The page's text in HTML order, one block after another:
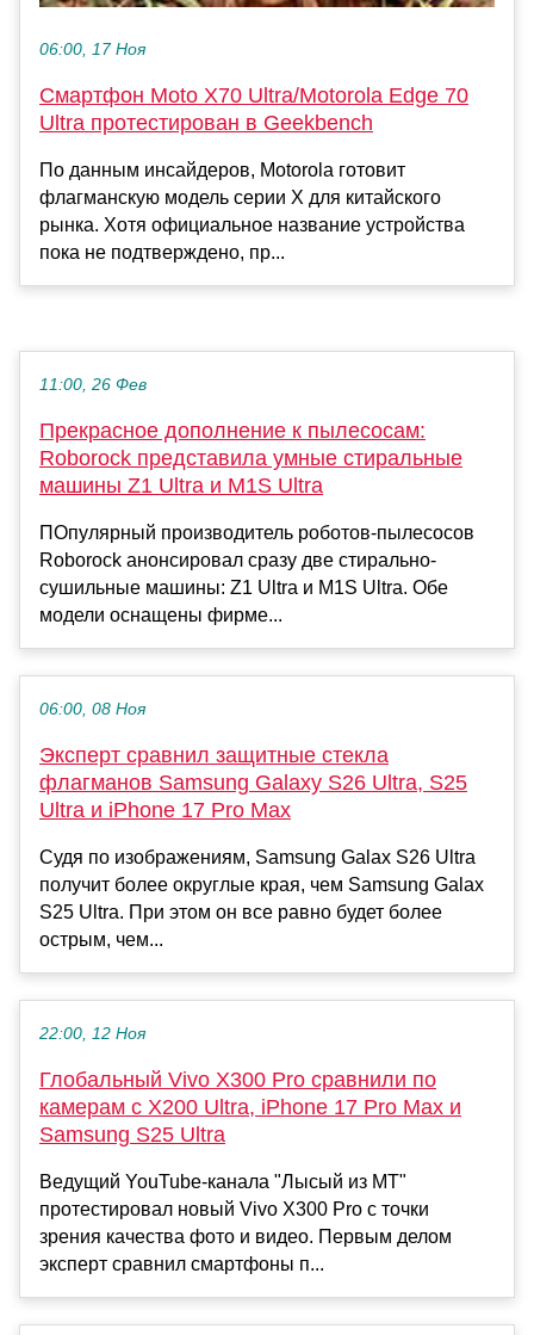
06:00, 17 Ноя
Смартфон Moto X70 Ultra/Motorola Edge 70
Ultra протестирован в Geekbench
По данным инсайдеров, Motorola готовит
флагманскую модель серии X для китайского
рынка. Хотя официальное название устройства
пока не подтверждено, пр...
11:00, 26 Фев
Прекрасное дополнение к пылесосам:
Roborock представила умные стиральные
машины Z1 Ultra и M1S Ultra
ПОпулярный производитель роботов-пылесосов
Roborock анонсировал сразу две стирально-
сушильные машины: Z1 Ultra и M1S Ultra. Обе
модели оснащены фирме...
06:00, 08 Ноя
Эксперт сравнил защитные стекла
флагманов Samsung Galaxy S26 Ultra, S25
Ultra и iPhone 17 Pro Max
Судя по изображениям, Samsung Galax S26 Ultra
получит более округлые края, чем Samsung Galax
S25 Ultra. При этом он все равно будет более
острым, чем...
22:00, 12 Ноя
Глобальный Vivo X300 Pro сравнили по
камерам с X200 Ultra, iPhone 17 Pro Max и
Samsung S25 Ultra
Ведущий YouTube-канала "Лысый из МТ"
протестировал новый Vivo X300 Pro с точки
зрения качества фото и видео. Первым делом
эксперт сравнил смартфоны п...